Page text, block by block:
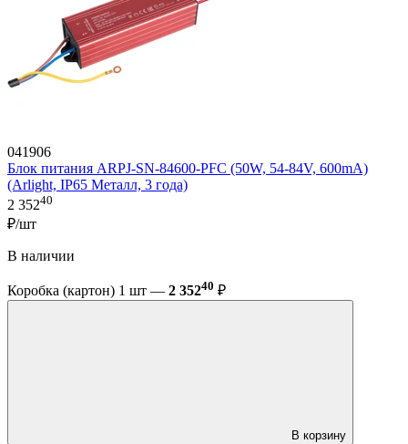
041906
Блок питания ARPJ-SN-84600-PFC (50W, 54-84V, 600mA)
(Arlight, IP65 Металл, 3 года)
2 35240
₽/шт
В наличии
Коробка (картон) 1 шт — 2 35240 ₽
В корзину